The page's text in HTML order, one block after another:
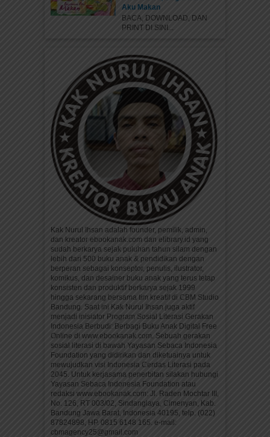
Aku Makan
BACA, DOWNLOAD, DAN
PRINT DI SINI...
Kak Nurul Ihsan adalah founder, pemilik, admin,
dan kreator ebookanak.com dan elibrary.id yang
sudah berkarya sejak puluhan tahun silam dengan
lebih dari 500 buku anak & pendidikan dengan
berperan sebagai konseptor, penulis, ilustrator,
komikus, dan desainer buku anak yang terus tetap
konsisten dan produktif berkarya sejak 1999
hingga sekarang bersama tim kreatif di CBM Studio
Bandung. Saat ini Kak Nurul Ihsan juga aktif
menjadi inisiator Program Sosial Literasi Gerakan
Indonesia Berbudi: Berbagi Buku Anak Digital Free
Online di www.ebookanak.com. Sebuah gerakan
sosial literasi di bawah Yayasan Sebaca Indonesia
Foundation yang didirikan dan diketuainya untuk
mewujudkan visi Indonesia Cerdas Literasi pada
2045. Untuk kerjasama penerbitan silakan hubungi
Yayasan Sebaca Indonesia Foundation atau
redaksi www.ebookanak.com: Jl. Raden Mochtar III,
No. 126, RT 003/02, Sindanglaya, Cimenyan, Kab.
Bandung Jawa Barat, Indonesia 40195, telp. (022)
87824898, HP. 0815 6148 165. e-mail:
cbmagency25@gmail.com